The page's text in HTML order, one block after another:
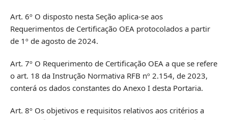
Art. 6º O disposto nesta Seção aplica-se aos
Requerimentos de Certificação OEA protocolados a partir
de 1º de agosto de 2024.
Art. 7º O Requerimento de Certificação OEA a que se refere
o art. 18 da Instrução Normativa RFB nº 2.154, de 2023,
conterá os dados constantes do Anexo I desta Portaria.
Art. 8º Os objetivos e requisitos relativos aos critérios a